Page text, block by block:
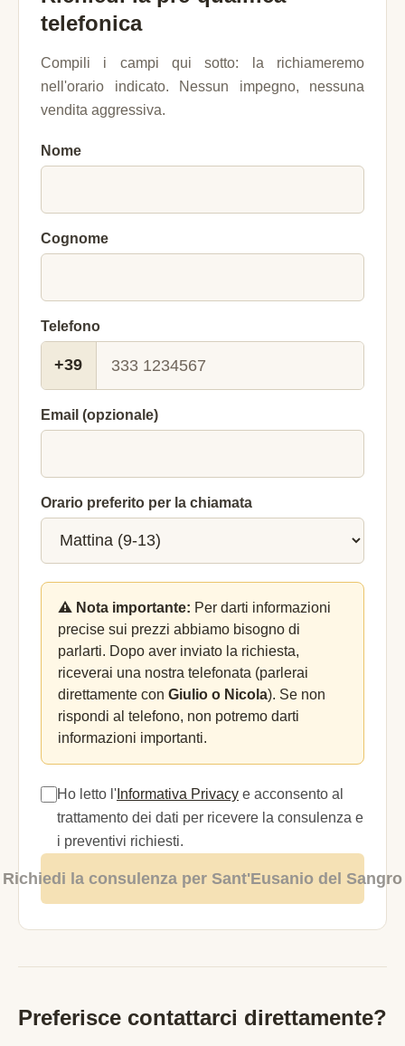
telefonica
Compili i campi qui sotto: la richiameremo
nell'orario indicato. Nessun impegno, nessuna
vendita aggressiva.
Nome
Cognome
Telefono
+39
Email (opzionale)
Orario preferito per la chiamata
⚠️ Nota importante: Per darti informazioni
precise sui prezzi abbiamo bisogno di
parlarti. Dopo aver inviato la richiesta,
riceverai una nostra telefonata (parlerai
direttamente con Giulio o Nicola). Se non
rispondi al telefono, non potremo darti
informazioni importanti.
Ho letto l' Informativa Privacy e acconsento al
trattamento dei dati per ricevere la consulenza e
i preventivi richiesti.
Richiedi la consulenza per Sant'Eusanio del Sangro
Preferisce contattarci direttamente?